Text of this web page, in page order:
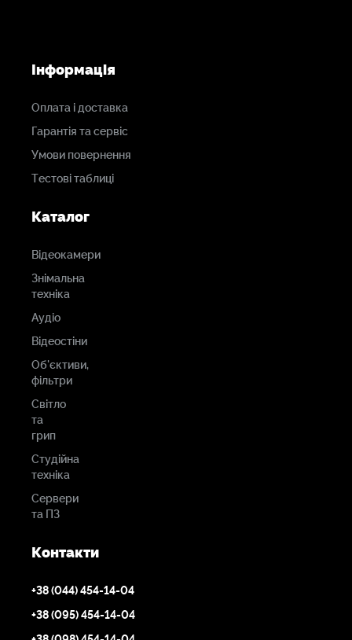
Інформація
Оплата і доставка
Гарантія та сервіс
Умови повернення
Тестові таблиці
Каталог
Відеокамери
Знімальна
техніка
Аудіо
Відеостіни
Об'єктиви,
фільтри
Світло
та
грип
Студійна
техніка
Сервери
та ПЗ
Контакти
+38 (044) 454-14-04
+38 (095) 454-14-04